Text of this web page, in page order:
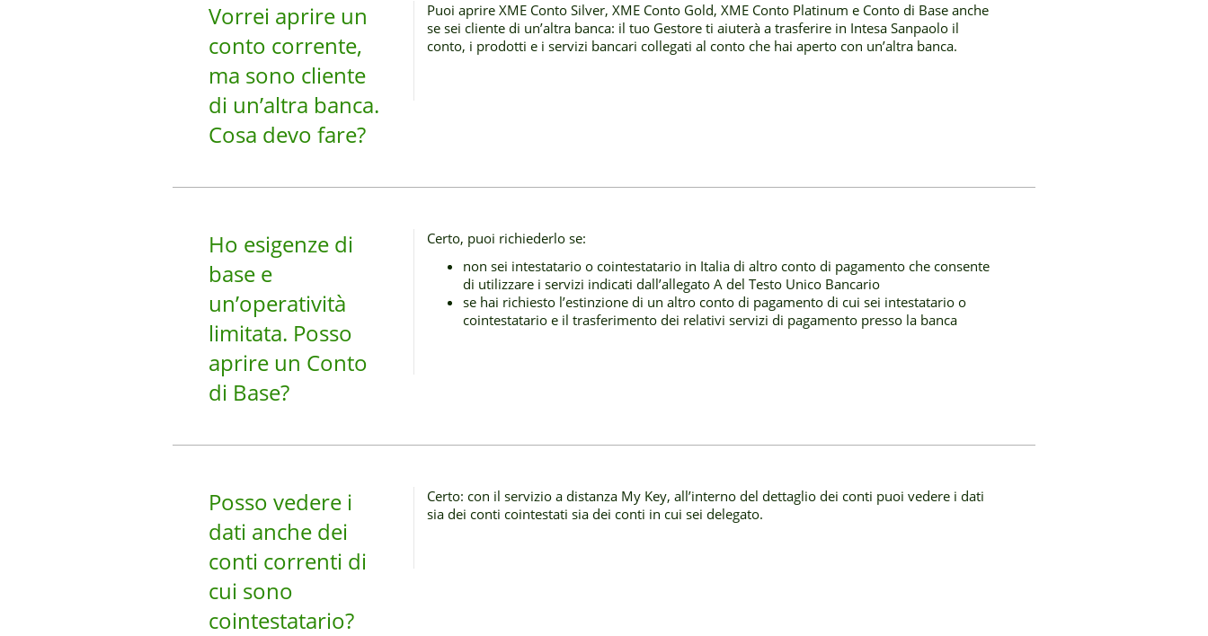
Vorrei aprire un
conto corrente,
ma sono cliente
di un’altra banca.
Cosa devo fare?
Puoi aprire XME Conto Silver, XME Conto Gold, XME Conto Platinum e Conto di Base anche
se sei cliente di un’altra banca: il tuo Gestore ti aiuterà a trasferire in Intesa Sanpaolo il
conto, i prodotti e i servizi bancari collegati al conto che hai aperto con un’altra banca.
Ho esigenze di
base e
un’operatività
limitata. Posso
aprire un Conto
di Base?
Certo, puoi richiederlo se:
non sei intestatario o cointestatario in Italia di altro conto di pagamento che consente
di utilizzare i servizi indicati dall’allegato A del Testo Unico Bancario
se hai richiesto l’estinzione di un altro conto di pagamento di cui sei intestatario o
cointestatario e il trasferimento dei relativi servizi di pagamento presso la banca
Posso vedere i
dati anche dei
conti correnti di
cui sono
cointestatario?
Certo: con il servizio a distanza My Key, all’interno del dettaglio dei conti puoi vedere i dati
sia dei conti cointestati sia dei conti in cui sei delegato.